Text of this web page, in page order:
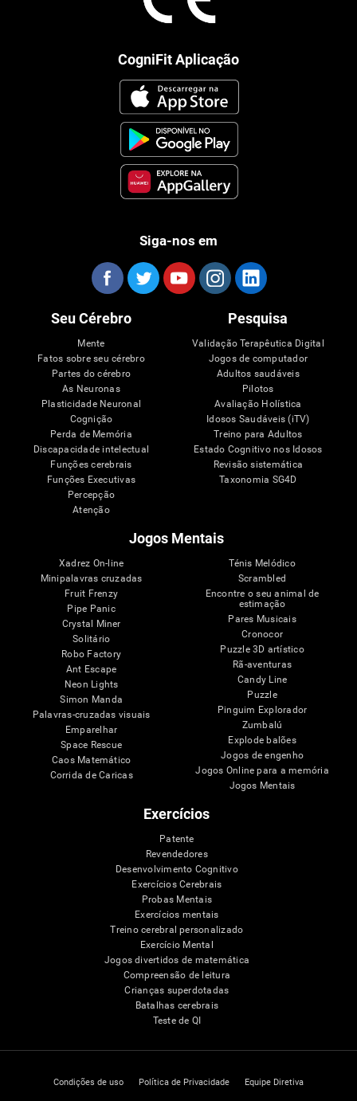
CogniFit Aplicação
Siga-nos em
Seu Cérebro
Mente
Fatos sobre seu cérebro
Partes do cérebro
As Neuronas
Plasticidade Neuronal
Cognição
Perda de Memória
Discapacidade intelectual
Funções cerebrais
Funções Executivas
Percepção
Atenção
Pesquisa
Validação Terapêutica Digital
Jogos de computador
Adultos saudáveis
Pilotos
Avaliação Holística
Idosos Saudáveis (iTV)
Treino para Adultos
Estado Cognitivo nos Idosos
Revisão sistemática
Taxonomia SG4D
Jogos Mentais
Xadrez On-line
Minipalavras cruzadas
Fruit Frenzy
Pipe Panic
Crystal Miner
Solitário
Robo Factory
Ant Escape
Neon Lights
Simon Manda
Palavras-cruzadas visuais
Emparelhar
Space Rescue
Caos Matemático
Corrida de Caricas
Ténis Melódico
Scrambled
Encontre o seu animal de
estimação
Pares Musicais
Cronocor
Puzzle 3D artístico
Rã-aventuras
Candy Line
Puzzle
Pinguim Explorador
Zumbalú
Explode balões
Jogos de engenho
Jogos Online para a memória
Jogos Mentais
Exercícios
Patente
Revendedores
Desenvolvimento Cognitivo
Exercícios Cerebrais
Probas Mentais
Exercícios mentais
Treino cerebral personalizado
Exercício Mental
Jogos divertidos de matemática
Compreensão de leitura
Crianças superdotadas
Batalhas cerebrais
Teste de QI
Condições de uso Política de Privacidade Equipe Diretiva